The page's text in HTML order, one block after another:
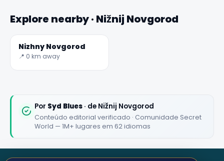
Explore nearby · Nižnij Novgorod
Nizhny Novgorod
📍 0 km away
Por Syd Blues · de Nižnij Novgorod
Conteúdo editorial verificado · Comunidade Secret
World — 1M+ lugares em 62 idiomas